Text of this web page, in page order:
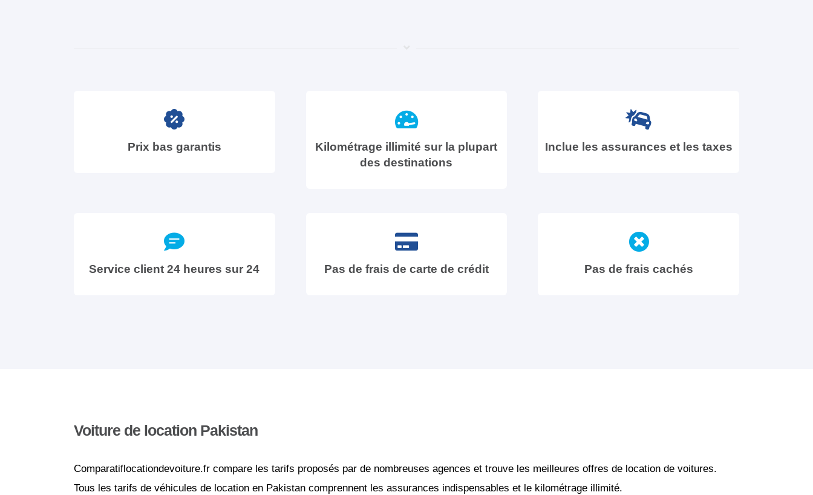
Prix bas garantis
Kilométrage illimité sur la plupart
des destinations
Inclue les assurances et les taxes
Service client 24 heures sur 24 Pas de frais de carte de crédit Pas de frais cachés
Voiture de location Pakistan
Comparatiflocationdevoiture.fr compare les tarifs proposés par de nombreuses agences et trouve les meilleures offres de location de voitures.
Tous les tarifs de véhicules de location en Pakistan comprennent les assurances indispensables et le kilométrage illimité.